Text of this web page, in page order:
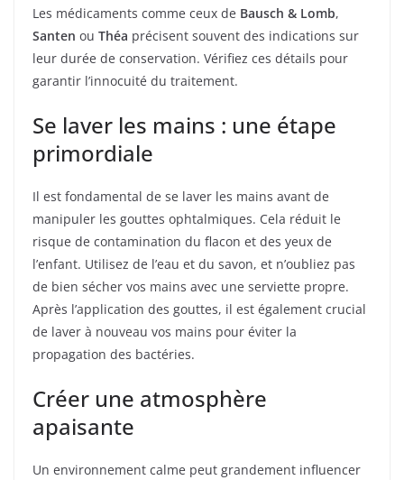
Les médicaments comme ceux de Bausch & Lomb,
Santen ou Théa précisent souvent des indications sur
leur durée de conservation. Vérifiez ces détails pour
garantir l’innocuité du traitement.
Se laver les mains : une étape
primordiale
Il est fondamental de se laver les mains avant de
manipuler les gouttes ophtalmiques. Cela réduit le
risque de contamination du flacon et des yeux de
l’enfant. Utilisez de l’eau et du savon, et n’oubliez pas
de bien sécher vos mains avec une serviette propre.
Après l’application des gouttes, il est également crucial
de laver à nouveau vos mains pour éviter la
propagation des bactéries.
Créer une atmosphère
apaisante
Un environnement calme peut grandement influencer